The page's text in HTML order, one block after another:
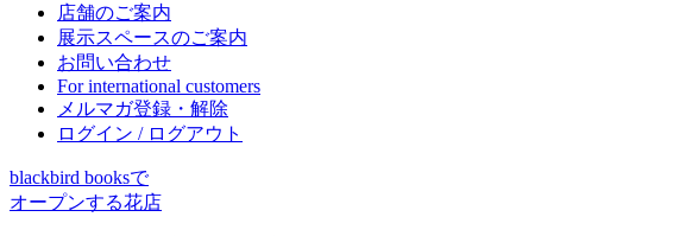
店舗のご案内
展示スペースのご案内
お問い合わせ
For international customers
メルマガ登録・解除
ログイン / ログアウト
blackbird booksで
オープンする花店